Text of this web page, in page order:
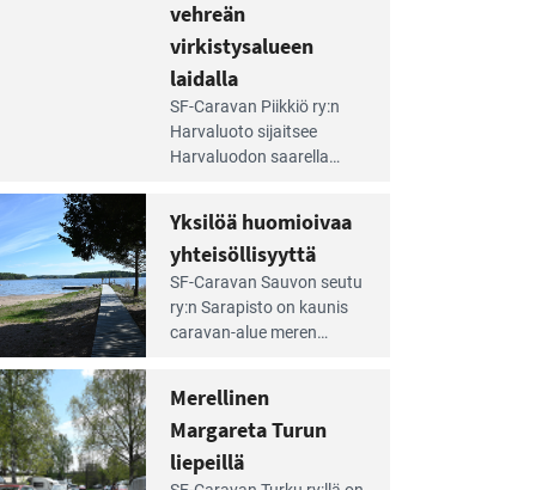
rauhallinen ja
silmiinpistävän siisti.
vehreän
virkistysalueen
laidalla
SF-Caravan Piikkiö ry:n
Harvaluoto sijait­see
Harvaluodon saarella
käyttöön­sä osan kunnan
viiden hehtaarin
virkistysalueesta.
Yksilöä huomioivaa
yhteisöllisyyttä
SF-Caravan Sauvon seutu
ry:n Sarapisto on kaunis
caravan-alue meren
on 130 sähköllä
varustettua caravan-paik­
kaa sekä kymmenen
paikkaa ilman sähköä.
Merellinen
Margareta Turun
liepeillä